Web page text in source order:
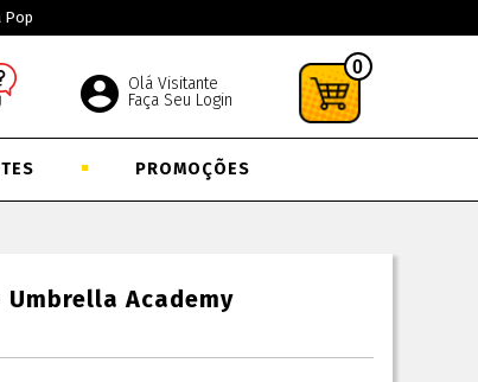
Pop
Olá Visitante
Faça Seu Login
0
PROMOÇÕES
Umbrella Academy